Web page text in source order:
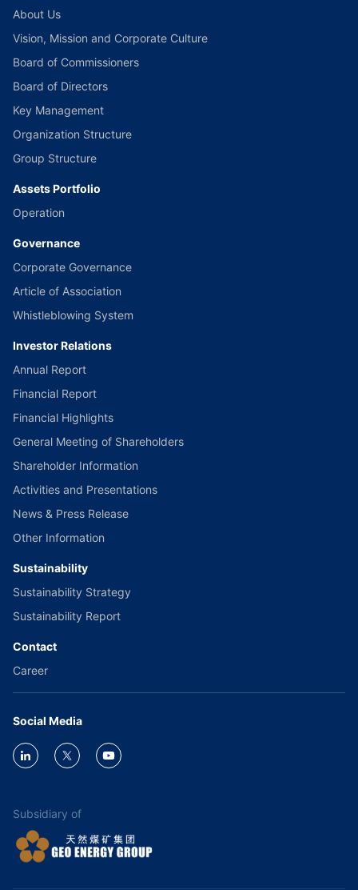
About Us
Vision, Mission and Corporate Culture
Board of Commissioners
Board of Directors
Key Management
Organization Structure
Group Structure
Assets Portfolio
Operation
Governance
Corporate Governance
Article of Association
Whistleblowing System
Investor Relations
Annual Report
Financial Report
Financial Highlights
General Meeting of Shareholders
Shareholder Information
Activities and Presentations
News & Press Release
Other Information
Sustainability
Sustainability Strategy
Sustainability Report
Contact
Career
Social Media
Subsidiary of